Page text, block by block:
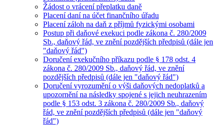
Žádost o vrácení přeplatku daně
Placení daní na účet finančního úřadu
Placení záloh na daň z příjmů fyzickými osobami
Postup při daňové exekuci podle zákona č. 280/2009
Sb., daňový řád, ve znění pozdějších předpisů (dále jen
"daňový řád")
Doručení exekučního příkazu podle § 178 odst. 4
zákona č. 280/2009 Sb., daňový řád, ve znění
pozdějších předpisů (dále jen "daňový řád")
Doručení vyrozumění o výši daňových nedoplatků a
upozornění na následky spojené s jejich neuhrazením
podle § 153 odst. 3 zákona č. 280/2009 Sb., daňový
řád, ve znění pozdějších předpisů (dále jen "daňový
řád")